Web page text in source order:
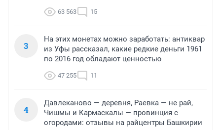
63 563 15
3
На этих монетах можно заработать: антиквар
из Уфы рассказал, какие редкие деньги 1961
по 2016 год обладают ценностью
47 255 11
4
Давлеканово — деревня, Раевка — не рай,
Чишмы и Кармаскалы — провинция с
огородами: отзывы на райцентры Башкирии